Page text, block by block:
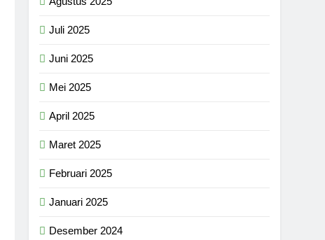
Juli 2025
Juni 2025
Mei 2025
April 2025
Maret 2025
Februari 2025
Januari 2025
Desember 2024